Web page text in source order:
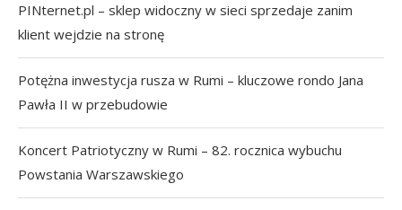
PINternet.pl – sklep widoczny w sieci sprzedaje zanim
klient wejdzie na stronę
Potężna inwestycja rusza w Rumi – kluczowe rondo Jana
Pawła II w przebudowie
Koncert Patriotyczny w Rumi – 82. rocznica wybuchu
Powstania Warszawskiego